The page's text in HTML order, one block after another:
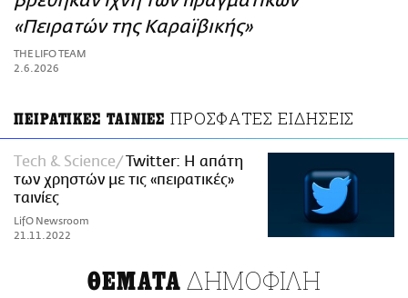
ΑΜΠΑ
PRINT
«Πειρατών της Καραϊβικής»
THE LIFO TEAM
2.6.2026
ΠΕΙΡΑΤΙΚΕΣ ΤΑΙΝΙΕΣ ΠΡΟΣΦΑΤΕΣ ΕΙΔΗΣΕΙΣ
Τech & Science
Twitter: Η απάτη
των χρηστών με τις «πειρατικές»
ταινίες
LifO Newsroom
21.11.2022
ΘΕΜΑΤΑ ΔΗΜΟΦΙΛΗ